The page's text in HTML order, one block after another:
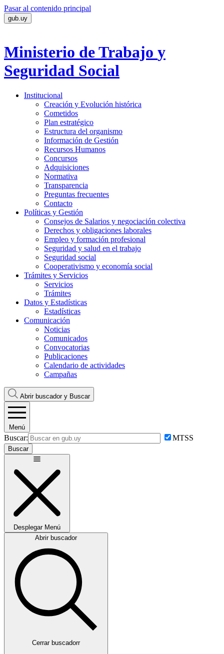
Pasar al contenido principal
gub.uy
Ministerio de Trabajo y
Seguridad Social
Institucional
Creación y Evolución histórica
Cometidos
Plan estratégico
Estructura del organismo
Información de Gestión
Recursos Humanos
Concursos
Adquisiciones
Normativa
Transparencia
Preguntas frecuentes
Contacto
Políticas y Gestión
Consejos de Salarios y negociación colectiva
Derechos y obligaciones laborales
Empleo y formación profesional
Seguridad y salud en el trabajo
Seguridad social
Cooperativismo y economía social
Trámites y Servicios
Servicios
Trámites
Datos y Estadísticas
Estadísticas
Comunicación
Noticias
Comunicados
Convocatorias
Publicaciones
Calendario de actividades
Campañas
Abrir buscador y Buscar
Menú
Buscar: MTSS
Buscar
Desplegar Menú
Abrir buscador
Cerrar buscadorr